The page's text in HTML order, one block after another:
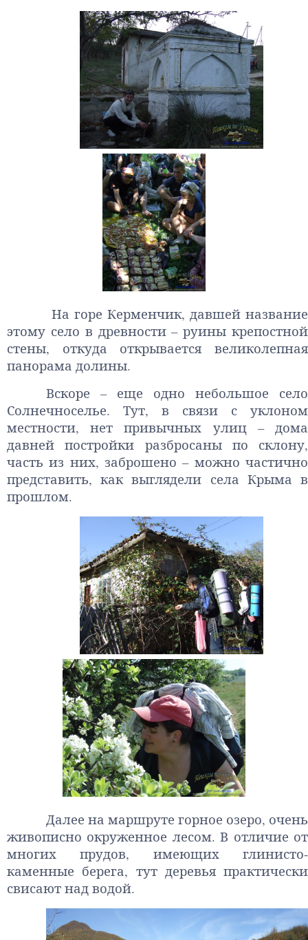
На горе Керменчик, давшей название
этому село в древности – руины крепостной
стены, откуда открывается великолепная
панорама долины.
Вскоре – еще одно небольшое село
Солнечноселье. Тут, в связи с уклоном
местности, нет привычных улиц – дома
давней постройки разбросаны по склону,
часть из них, заброшено – можно частично
представить, как выглядели села Крыма в
прошлом.
Далее на маршруте горное озеро, очень
живописно окруженное лесом. В отличие от
многих прудов, имеющих глинисто-
каменные берега, тут деревья практически
свисают над водой.